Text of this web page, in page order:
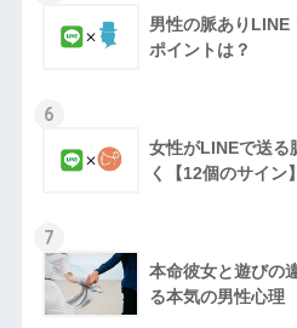
男性の脈ありLINE
ポイントは？
6
女性がLINEで送る
く【12個のサイン】
7
本命彼女と遊びの
る本気の男性心理